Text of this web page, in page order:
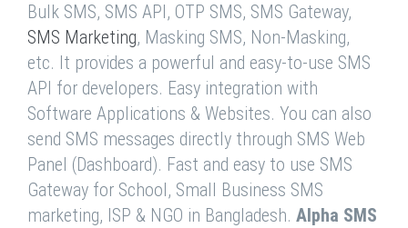
Bulk SMS, SMS API, OTP SMS, SMS Gateway,
SMS Marketing, Masking SMS, Non-Masking,
etc. It provides a powerful and easy-to-use SMS
API for developers. Easy integration with
Software Applications & Websites. You can also
send SMS messages directly through SMS Web
Panel (Dashboard). Fast and easy to use SMS
Gateway for School, Small Business SMS
marketing, ISP & NGO in Bangladesh. Alpha SMS